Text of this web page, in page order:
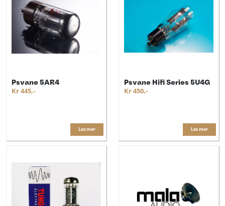
Psvane 5AR4
Kr 445,-
Les mer
Psvane Hifi Series 5U4G
Kr 450,-
Les mer